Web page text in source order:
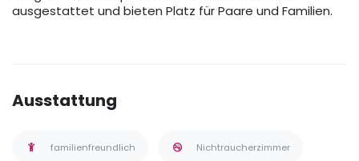
ausgestattet und bieten Platz für Paare und Familien.
Ausstattung
familienfreundlich Nichtraucherzimmer